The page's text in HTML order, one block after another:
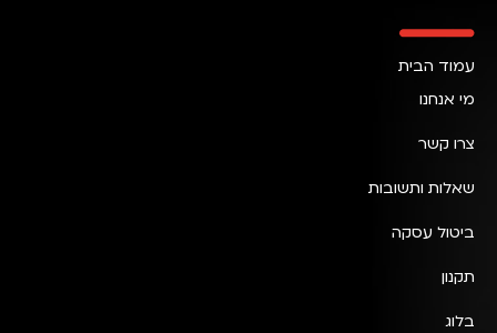
עמוד הבית
מי אנחנו
צרו קשר
שאלות ותשובות
ביטול עסקה
תקנון
בלוג